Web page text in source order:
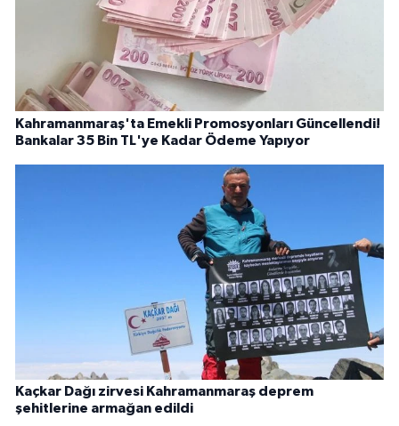
Kahramanmaraş'ta Emekli Promosyonları Güncellendi!
Bankalar 35 Bin TL'ye Kadar Ödeme Yapıyor
Kaçkar Dağı zirvesi Kahramanmaraş deprem
şehitlerine armağan edildi